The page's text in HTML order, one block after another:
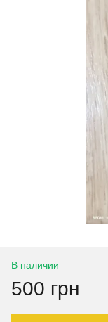
В наличии
500 грн